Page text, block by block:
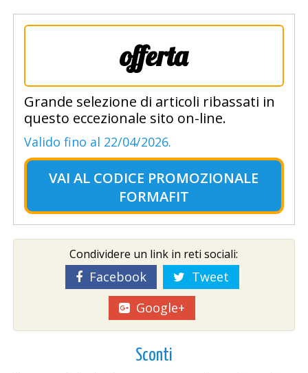
offerta
Grande selezione di articoli ribassati in
questo eccezionale sito on-line.
Valido fino al 22/04/2026.
VAI AL CODICE PROMOZIONALE
FORMAFIT
Condividere un link in reti sociali:
Facebook
Tweet
Google+
Sconti